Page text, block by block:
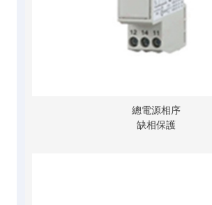
總電源相序
缺相保護